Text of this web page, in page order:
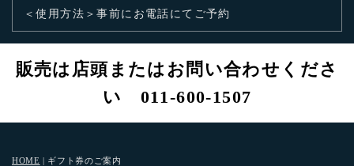
＜使用方法＞事前にお電話にてご予約
販売は店頭またはお問い合わせくださ
い 011-600-1507
HOME | ギフト券のご案内